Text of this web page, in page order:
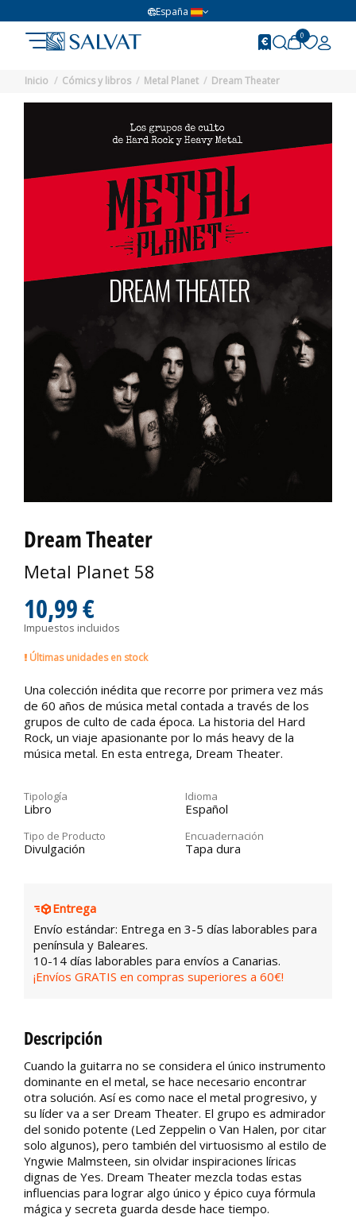
España
0
Inicio Cómics y libros Metal Planet Dream Theater
Dream Theater
Metal Planet 58
10,99 €
Impuestos incluidos
Últimas unidades en stock
Una colección inédita que recorre por primera vez más
de 60 años de música metal contada a través de los
grupos de culto de cada época. La historia del Hard
Rock, un viaje apasionante por lo más heavy de la
música metal. En esta entrega, Dream Theater.
Tipología
Libro
Idioma
Español
Tipo de Producto
Divulgación
Encuadernación
Tapa dura
Entrega
Envío estándar: Entrega en 3-5 días laborables para
península y Baleares.
10-14 días laborables para envíos a Canarias.
¡Envíos GRATIS en compras superiores a 60€!
Descripción
Cuando la guitarra no se considera el único instrumento
dominante en el metal, se hace necesario encontrar
otra solución. Así es como nace el metal progresivo, y
su líder va a ser Dream Theater. El grupo es admirador
del sonido potente (Led Zeppelin o Van Halen, por citar
solo algunos), pero también del virtuosismo al estilo de
Yngwie Malmsteen, sin olvidar inspiraciones líricas
dignas de Yes. Dream Theater mezcla todas estas
influencias para lograr algo único y épico cuya fórmula
mágica y secreta guarda desde hace tiempo.